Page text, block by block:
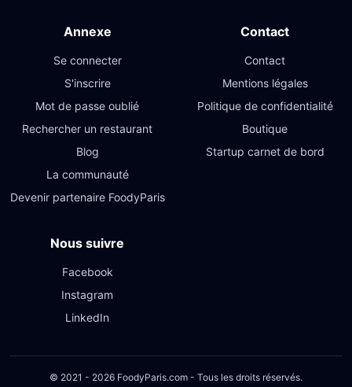
Annexe
Se connecter
S'inscrire
Mot de passe oublié
Rechercher un restaurant
Blog
La communauté
Devenir partenaire FoodyParis
Contact
Contact
Mentions légales
Politique de confidentialité
Boutique
Startup carnet de bord
Nous suivre
Facebook
Instagram
LinkedIn
© 2021 - 2026 FoodyParis.com - Tous les droits réservés.